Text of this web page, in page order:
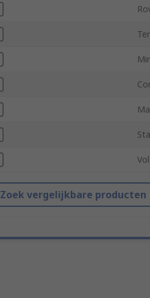
Zoek vergelijkbare producten